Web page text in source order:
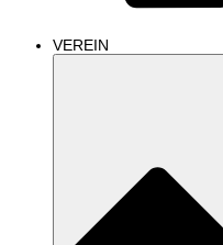
VEREIN